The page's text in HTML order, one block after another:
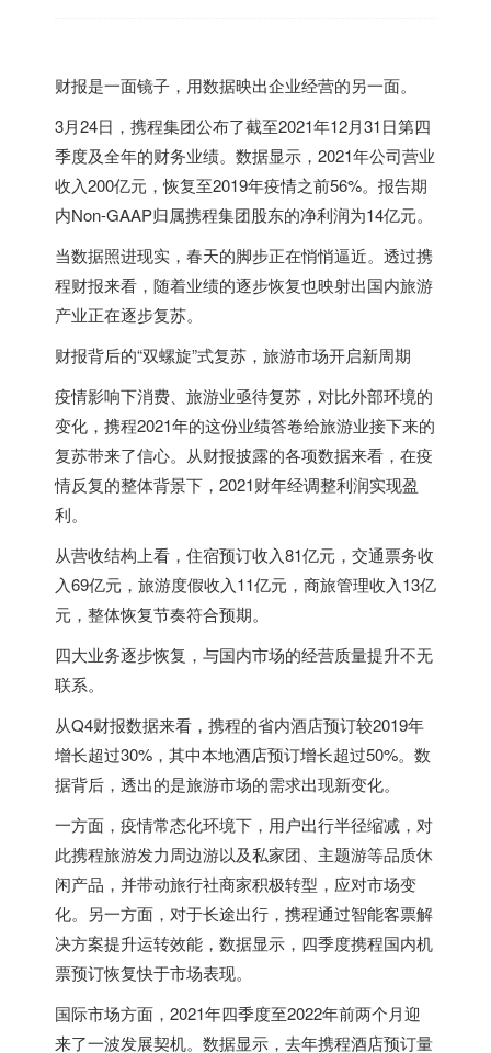
财报是一面镜子，用数据映出企业经营的另一面。
3月24日，携程集团公布了截至2021年12月31日第四
季度及全年的财务业绩。数据显示，2021年公司营业
收入200亿元，恢复至2019年疫情之前56%。报告期
内Non-GAAP归属携程集团股东的净利润为14亿元。
当数据照进现实，春天的脚步正在悄悄逼近。透过携
程财报来看，随着业绩的逐步恢复也映射出国内旅游
产业正在逐步复苏。
财报背后的“双螺旋”式复苏，旅游市场开启新周期
疫情影响下消费、旅游业亟待复苏，对比外部环境的
变化，携程2021年的这份业绩答卷给旅游业接下来的
复苏带来了信心。从财报披露的各项数据来看，在疫
情反复的整体背景下，2021财年经调整利润实现盈
利。
从营收结构上看，住宿预订收入81亿元，交通票务收
入69亿元，旅游度假收入11亿元，商旅管理收入13亿
元，整体恢复节奏符合预期。
四大业务逐步恢复，与国内市场的经营质量提升不无
联系。
从Q4财报数据来看，携程的省内酒店预订较2019年
增长超过30%，其中本地酒店预订增长超过50%。数
据背后，透出的是旅游市场的需求出现新变化。
一方面，疫情常态化环境下，用户出行半径缩减，对
此携程旅游发力周边游以及私家团、主题游等品质休
闲产品，并带动旅行社商家积极转型，应对市场变
化。另一方面，对于长途出行，携程通过智能客票解
决方案提升运转效能，数据显示，四季度携程国内机
票预订恢复快于市场表现。
国际市场方面，2021年四季度至2022年前两个月迎
来了一波发展契机。数据显示，去年携程酒店预订量